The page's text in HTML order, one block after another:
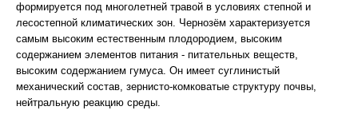
формируется под многолетней травой в условиях степной и
лесостепной климатических зон. Чернозём характеризуется
самым высоким естественным плодородием, высоким
содержанием элементов питания - питательных веществ,
высоким содержанием гумуса. Он имеет суглинистый
механический состав, зернисто-комковатые структуру почвы,
нейтральную реакцию среды.